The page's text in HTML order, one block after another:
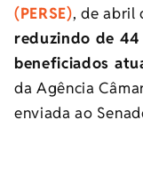
(PERSE), de abril
reduzindo de
beneficiados
da Agência
enviada ao